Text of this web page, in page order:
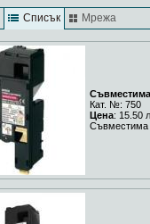
Списък Мрежа
Съвместима
Кат. №: 750
Цена: 15.50
Съвместима